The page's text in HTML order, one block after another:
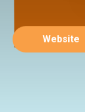
Website